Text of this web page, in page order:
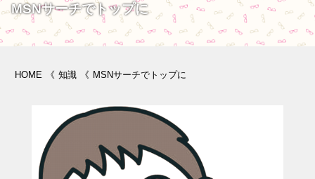
MSNサーチでトップに
HOME 《 知識 《 MSNサーチでトップに